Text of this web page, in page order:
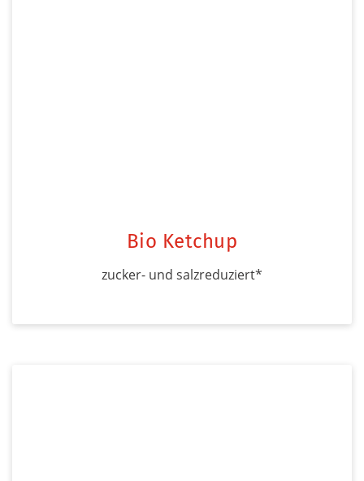
Bio Ketchup
zucker- und salzreduziert*